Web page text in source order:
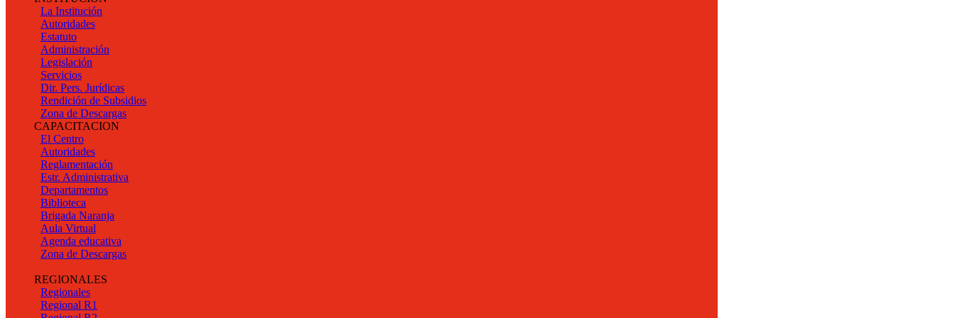
La Institución
Autoridades
Estatuto
Administración
Legislación
Servicios
Dir. Pers. Jurídicas
Rendición de Subsidios
Zona de Descargas
CAPACITACION
El Centro
Autoridades
Reglamentación
Estr. Administrativa
Departamentos
Biblioteca
Brigada Naranja
Aula Virtual
Agenda educativa
Zona de Descargas
REGIONALES
Regionales
Regional R1